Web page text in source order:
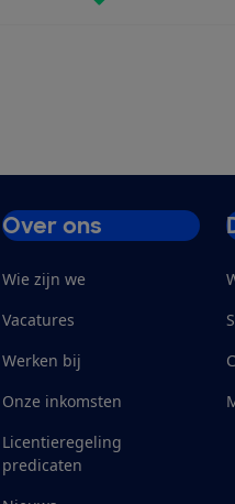
Over ons
Wie zijn we
Vacatures
Werken bij
Onze inkomsten
Licentieregeling
predicaten